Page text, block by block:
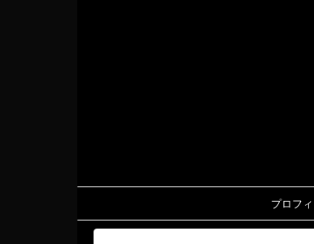
プロフ